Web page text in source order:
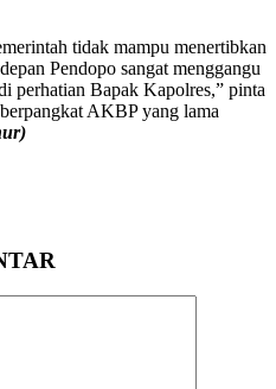
tidak mampu menertibkan
Pendopo sangat menggangu
perhatian Bapak Kapolres,” pinta
AKBP yang lama